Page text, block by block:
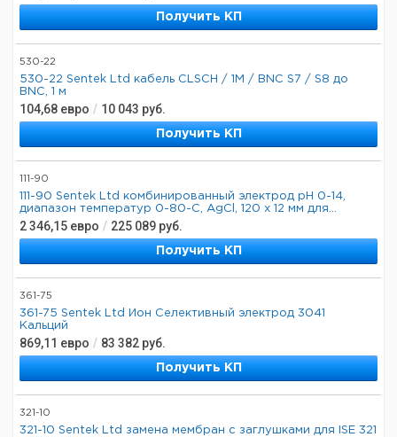
Получить КП
530-22
530-22 Sentek Ltd кабель CLSCH / 1M / BNC S7 / S8 до
BNC, 1 м
104,68 евро / 10 043 руб.
Получить КП
111-90
111-90 Sentek Ltd комбинированный электрод pH 0-14,
диапазон температур 0-80-C, AgCl, 120 x 12 мм для...
2 346,15 евро / 225 089 руб.
Получить КП
361-75
361-75 Sentek Ltd Ион Селективный электрод 3041
Кальций
869,11 евро / 83 382 руб.
Получить КП
321-10
321-10 Sentek Ltd замена мембран с заглушками для ISE 321